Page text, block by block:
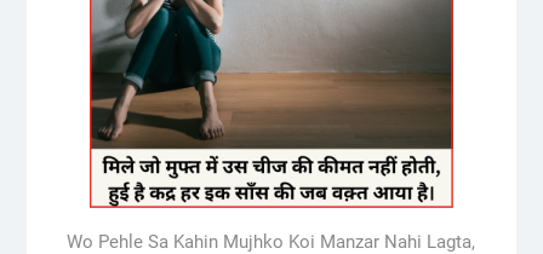
Wo Pehle Sa Kahin Mujhko Koi Manzar Nahi Lagta,